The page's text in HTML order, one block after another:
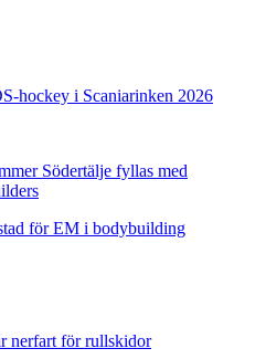
hockey i Scaniarinken 2026
för EM i bodybuilding
nerfart för rullskidor